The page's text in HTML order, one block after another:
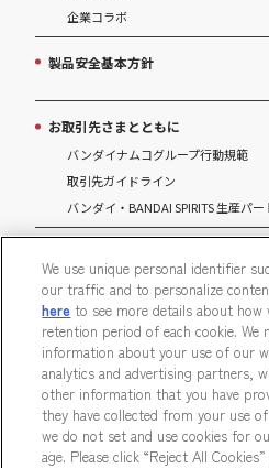
企業コラボ
製品安全基本方針
お取引先さまとともに
バンダイナムコグループ行動規範
取引先ガイドライン
バンダイ・BANDAI SPIRITS 生産パ
パートナーシップ構築宣言
ウェブサイトご利用条件ソーシャルメディ
個人情報及び特定個人情報等の取り扱い
We use unique personal identifier
our traffic and to personalize
here to see more details about how
retention period of each cookie. We
information about your use of our
analytics and advertising partners,
other information that you have
they have collected from your use
we do not set and use cookies for
age. Please click “Reject All